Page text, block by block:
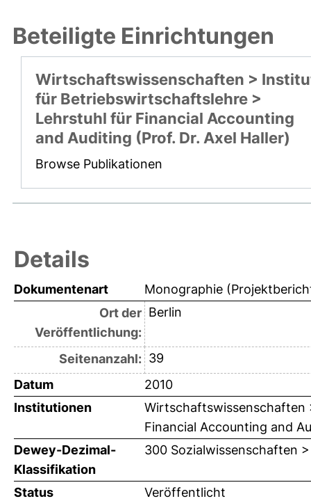
Beteiligte Einrichtungen
Wirtschaftswissenschaften >
für Betriebswirtschaftslehre >
Lehrstuhl für Financial Accounting
and Auditing (Prof. Dr. Axel Haller)
Browse Publikationen
Details
Dokumentenart
Monographie
Ort der
Veröffentlichung:
Berlin
Seitenanzahl: 39
Datum
2010
Institutionen
Financial Accounting and
Dewey-Dezimal-
Klassifikation
300 Sozialwissenschaften
Status
Veröffentlicht